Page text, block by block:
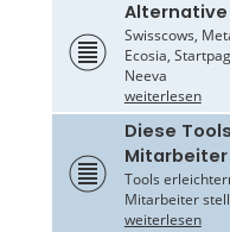
Swisscows,
Ecosia,
Neeva
weiterlesen
Diese
Mitarbeiter
Tools
Mitarbeiter
weiterlesen